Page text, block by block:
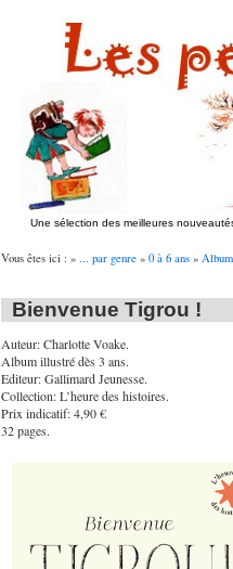
Une sélection des meilleures
Vous êtes ici : » ... par genre » 0 à 6 ans »
Bienvenue Tigrou !
Auteur: Charlotte Voake.
Album illustré dès 3 ans.
Editeur: Gallimard Jeunesse.
Collection: L’heure des histoires.
Prix indicatif: 4,90 €
32 pages.